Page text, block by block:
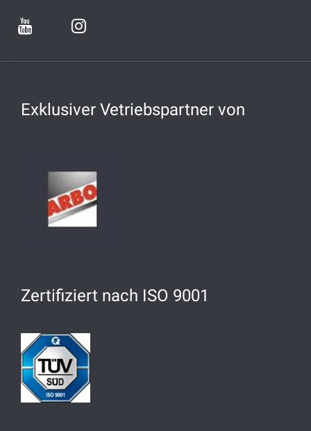
Exklusiver Vetriebspartner von
Zertifiziert nach ISO 9001